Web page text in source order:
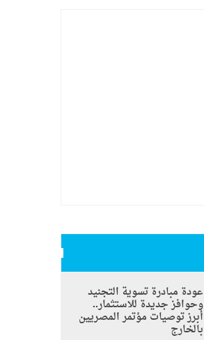
عودة مبادرة تسوية التجنيد
وحوافز جديدة للاستثمار..
أبرز توصيات مؤتمر المصريين
بالخارج